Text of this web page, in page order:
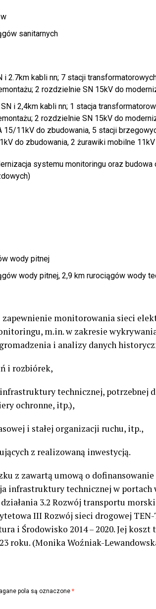
sanitarnych
2.7km kabli nn; 7 stacji
2 rozdzielnie SN 15kV do
i 2,4km kabli nn; 1 stacja
2 rozdzielnie SN 15kV do
15/11kV do zbudowania, 5 stacji
do zbudowania, 2 żurawiki mobilne
systemu monitoringu oraz
wody pitnej
wody pitnej, 2,9 km rurociągów wody
zapewnienie monitorowania sieci
m.in. w zakresie
i analizy danych
i rozbiórek,
technicznej, potrzebnej
ochronne, itp.),
i stałej organizacji ruchu, itp.,
z realizowaną inwestycją.
z zawartą umową o dofinansowanie
infrastruktury technicznej w portach
działania 3.2 Rozwój transportu
III Rozwój sieci drogowej
i Środowisko 2014 – 2020. Jej koszt
roku. (Monika Woźniak-
pola są oznaczone *